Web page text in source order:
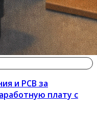
и РСВ за
плату с